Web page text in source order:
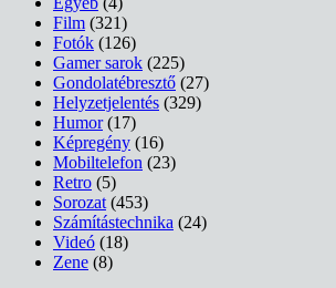
Film (321)
Fotók (126)
Gamer sarok (225)
Gondolatébresztő (27)
Helyzetjelentés (329)
Humor(17)
Képregény (16)
Mobiltelefon (23)
Retro (5)
Sorozat (453)
Számítástechnika (24)
Videó (18)
Zene (8)